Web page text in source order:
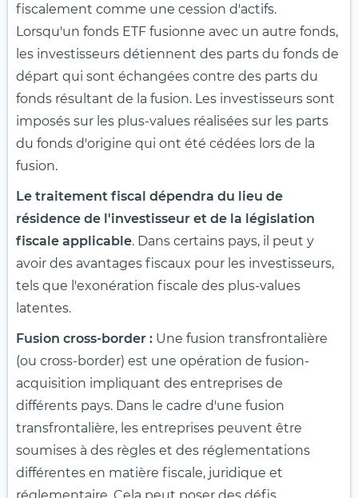
fiscalement comme une cession d'actifs.
Lorsqu'un fonds ETF fusionne avec un autre fonds,
les investisseurs détiennent des parts du fonds de
départ qui sont échangées contre des parts du
fonds résultant de la fusion. Les investisseurs sont
imposés sur les plus-values réalisées sur les parts
du fonds d'origine qui ont été cédées lors de la
fusion.
Le traitement fiscal dépendra du lieu de
résidence de l'investisseur et de la législation
fiscale applicable. Dans certains pays, il peut y
avoir des avantages fiscaux pour les investisseurs,
tels que l'exonération fiscale des plus-values
latentes.
Fusion cross-border : Une fusion transfrontalière
(ou cross-border) est une opération de fusion-
acquisition impliquant des entreprises de
différents pays. Dans le cadre d'une fusion
transfrontalière, les entreprises peuvent être
soumises à des règles et des réglementations
différentes en matière fiscale, juridique et